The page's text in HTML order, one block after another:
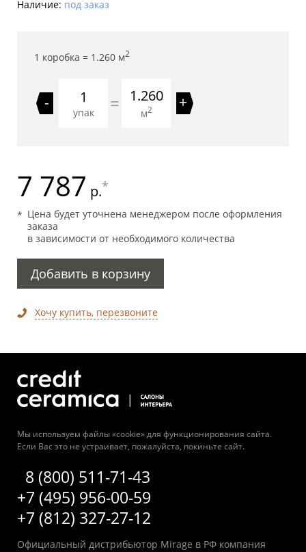
Наличие: под заказ
1 коробка = 1.260 м2
-
упак = 1.260
м2 +
7 787 р.*
Цена будет уточнена менеджером после оформления
заказа
в зависимости от необходимого количества
Добавить в корзину
Хочу купить, перезвоните
Мы используем файлы «cookie» для функционирования сайта.
Если Вас это не устраивает, пожалуйста, покиньте сайт.
8 (800) 511-71-43
+7 (495) 956-00-59
+7 (812) 327-27-12
Официальный дистрибьютор Mirage в РФ компания